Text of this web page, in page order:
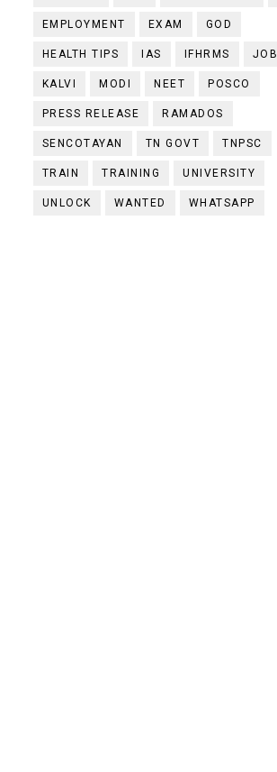
EMPLOYMENT EXAM GOD
HEALTH TIPS IAS IFHRMS JOB
KALVI MODI NEET POSCO
PRESS RELEASE RAMADOS
SENCOTAYAN TN GOVT TNPSC
TRAIN TRAINING UNIVERSITY
UNLOCK WANTED WHATSAPP